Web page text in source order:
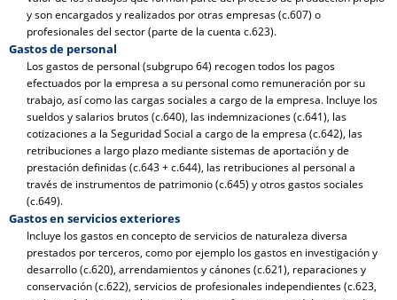
y son encargados y realizados por otras empresas (c.607) o
profesionales del sector (parte de la cuenta c.623).
Gastos de personal
Los gastos de personal (subgrupo 64) recogen todos los pagos
efectuados por la empresa a su personal como remuneración por su
trabajo, así como las cargas sociales a cargo de la empresa. Incluye los
sueldos y salarios brutos (c.640), las indemnizaciones (c.641), las
cotizaciones a la Seguridad Social a cargo de la empresa (c.642), las
retribuciones a largo plazo mediante sistemas de aportación y de
prestación definidas (c.643 + c.644), las retribuciones al personal a
través de instrumentos de patrimonio (c.645) y otros gastos sociales
(c.649).
Gastos en servicios exteriores
Incluye los gastos en concepto de servicios de naturaleza diversa
prestados por terceros, como por ejemplo los gastos en investigación y
desarrollo (c.620), arrendamientos y cánones (c.621), reparaciones y
conservación (c.622), servicios de profesionales independientes (c.623,